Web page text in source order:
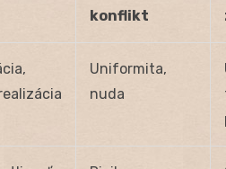
konflikt
Uniformita,
nuda